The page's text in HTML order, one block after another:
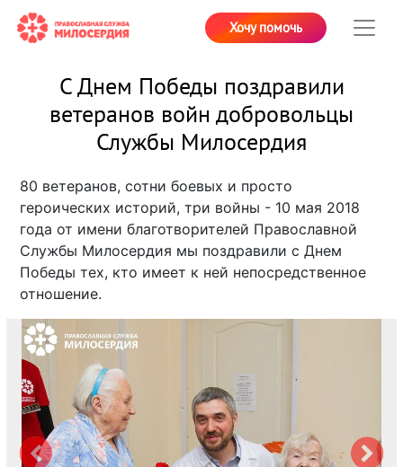
Хочу помочь
С Днем Победы поздравили
ветеранов войн добровольцы
Службы Милосердия
80 ветеранов, сотни боевых и просто
героических историй, три войны - 10 мая 2018
года от имени благотворителей Православной
Службы Милосердия мы поздравили с Днем
Победы тех, кто имеет к ней непосредственное
отношение.